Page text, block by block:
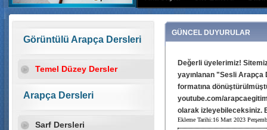
Görüntülü Arapça Dersleri
Temel Düzey Dersler
Arapça Dersleri
Sarf Dersleri
GÜNCEL DUYURULAR
yayınlanan "Sesli
formatına
youtube.com/
olarak izleyebileceksiniz.
Ekleme Tarihi:16 Mart 2023